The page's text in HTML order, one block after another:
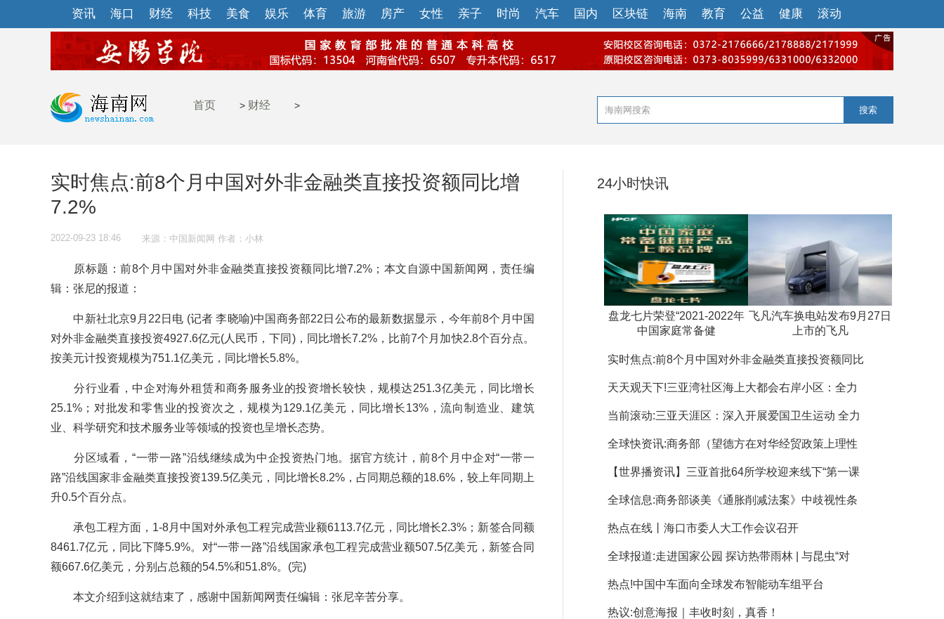
资讯 海口 财经 科技 美食 娱乐 体育 旅游 房产 女性 亲子 时尚 汽车 国内 区块链 海南 教育 公益 健康 滚动
首页 > 财经 > 搜索
实时焦点:前8个月中国对外非金融类直接投资额同比增
7.2%
2022-09-23 18:46 来源：中国新闻网 作者：小林
原标题：前8个月中国对外非金融类直接投资额同比增7.2%；本文自源中国新闻网，责任编
辑：张尼的报道：
中新社北京9月22日电 (记者 李晓喻)中国商务部22日公布的最新数据显示，今年前8个月中国
对外非金融类直接投资4927.6亿元(人民币，下同)，同比增长7.2%，比前7个月加快2.8个百分点。
按美元计投资规模为751.1亿美元，同比增长5.8%。
分行业看，中企对海外租赁和商务服务业的投资增长较快，规模达251.3亿美元，同比增长
25.1%；对批发和零售业的投资次之，规模为129.1亿美元，同比增长13%，流向制造业、建筑
业、科学研究和技术服务业等领域的投资也呈增长态势。
分区域看，“一带一路”沿线继续成为中企投资热门地。据官方统计，前8个月中企对“一带一
路”沿线国家非金融类直接投资139.5亿美元，同比增长8.2%，占同期总额的18.6%，较上年同期上
升0.5个百分点。
承包工程方面，1-8月中国对外承包工程完成营业额6113.7亿元，同比增长2.3%；新签合同额
8461.7亿元，同比下降5.9%。对“一带一路”沿线国家承包工程完成营业额507.5亿美元，新签合同
额667.6亿美元，分别占总额的54.5%和51.8%。(完)
本文介绍到这就结束了，感谢中国新闻网责任编辑：张尼辛苦分享。
24小时快讯
盘龙七片荣登“2021-2022年
中国家庭常备健
飞凡汽车换电站发布9月27日
上市的飞凡
实时焦点:前8个月中国对外非金融类直接投资额同比
天天观天下!三亚湾社区海上大都会右岸小区：全力
当前滚动:三亚天涯区：深入开展爱国卫生运动 全力
全球快资讯:商务部（望德方在对华经贸政策上理性
【世界播资讯】三亚首批64所学校迎来线下“第一课
全球信息:商务部谈美《通胀削减法案》中歧视性条
热点在线丨海口市委人大工作会议召开
全球报道:走进国家公园 探访热带雨林 | 与昆虫“对
热点!中国中车面向全球发布智能动车组平台
热议:创意海报｜丰收时刻，真香！